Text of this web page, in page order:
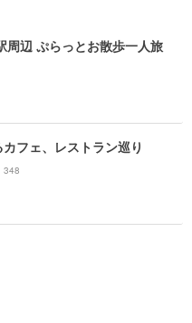
周辺 ぷらっとお散歩一人旅
フェ、レストラン巡り
348